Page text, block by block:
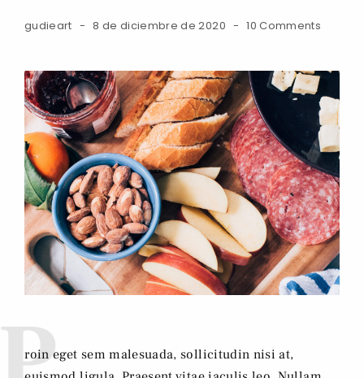
gudieart 8 de diciembre de 2020 10 Comments
roin eget sem malesuada, sollicitudin nisi at,